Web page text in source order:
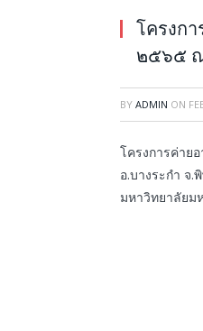
โครงก
๒๕๖๕ ณ
BY ADMIN ON
โครงการค่าย
อ.บางระกำ จ
มหาวิทยาลัยม